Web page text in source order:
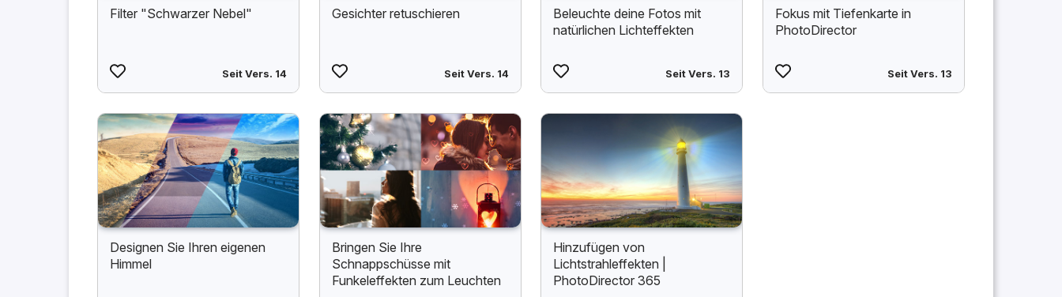
Filter "Schwarzer Nebel"
Seit Vers. 14
Gesichter retuschieren
Seit Vers. 14
Beleuchte deine Fotos mit
natürlichen Lichteffekten
Seit Vers. 13
Fokus mit Tiefenkarte in
PhotoDirector
Seit Vers. 13
Designen Sie Ihren eigenen
Himmel
Bringen Sie Ihre
Schnappschüsse mit
Funkeleffekten zum Leuchten
Hinzufügen von
Lichtstrahleffekten |
PhotoDirector 365